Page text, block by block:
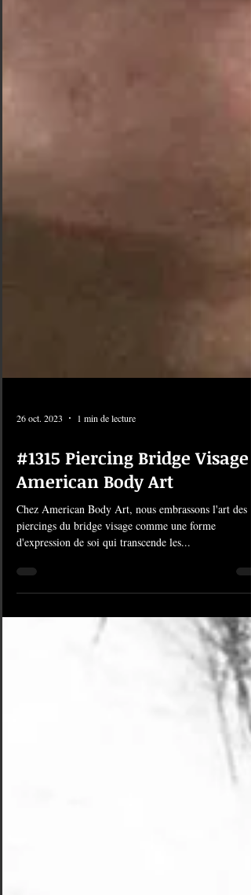
#1315 Piercing Bridge Visage |
American Body Art
Chez American Body Art, nous embrassons l'art des
piercings du bridge visage comme une forme
d'expression de soi qui transcende les...